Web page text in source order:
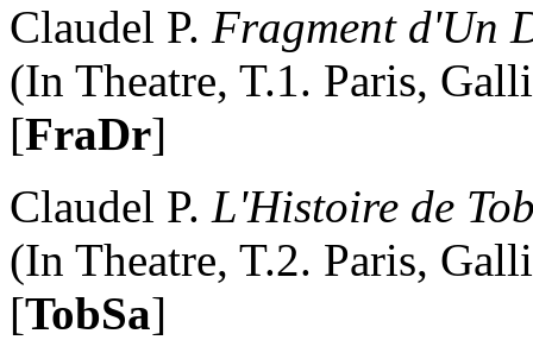
Claudel P. Fragment d'Un
(In Theatre, T.1. Paris,
[FraDr]
Claudel P. L'Histoire de
(In Theatre, T.2. Paris,
[TobSa]